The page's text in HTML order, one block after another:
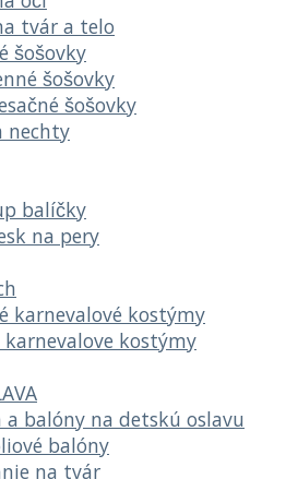
tvár a telo
šošovky
šošovky
šošovky
nechty
balíčky
na pery
karnevalové kostýmy
karnevalove kostýmy
a balóny na detskú oslavu
balóny
na tvár